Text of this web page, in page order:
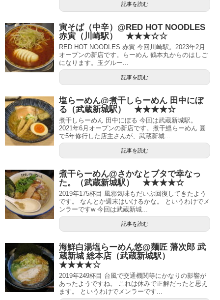
記事を読む
寅そば（中辛）@RED HOT NOODLES
赤寅（川崎駅） ★★★☆☆
RED HOT NOODLES 赤寅 今回川崎駅。2023年2月
オープンの新店です。らーめん 鶴本丸からのはしご
になります。玉グルー...
記事を読む
塩らーめん@煮干しらーめん 田中にぼ
る（武蔵新城駅） ★★★★☆
煮干しらーめん 田中にぼる 今回は武蔵新城駅。
2021年6月オープンの新店です。煮干鰮らーめん 圓
で5年修行した店主さんが、武蔵新城...
記事を読む
煮干らーめん@さかなとブタで幸なっ
た。（武蔵新城駅） ★★★★☆
2019年175杯目 風邪気味もだいぶ回復してきたよう
です。 なんとか週末はいけるかな。 というわけでメ
ンラーですw 今回は武蔵新城...
記事を読む
海鮮白湯塩らーめん悠@麺匠 藩次郎 武
蔵新城 総本店（武蔵新城駅）
★★★★☆
2019年249杯目 台風で交通機関等にかなりの影響が
あったようですね。 これは休みで正解だったと思え
ます。 というわけでメンラーです...